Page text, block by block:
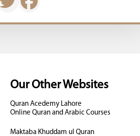
Our Other Websites
Quran Acedemy Lahore
Online Quran and Arabic Courses
Maktaba Khuddam ul Quran